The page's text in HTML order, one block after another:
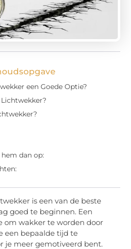
een Goede Optie?
dan op:
is een van de beste
goed te beginnen. Een
om wakker te worden door
een bepaalde tijd te
je meer gemotiveerd bent.